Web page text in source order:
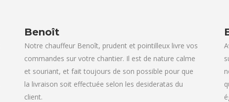
Benoît
Notre chauffeur Benoît, prudent et pointilleux livre vos
commandes sur votre chantier. Il est de nature calme
et souriant, et fait toujours de son possible pour que
la livraison soit effectuée selon les desideratas du
client.